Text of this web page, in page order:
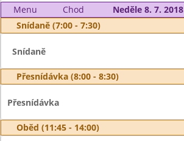
Menu Chod
Neděle 8. 7. 2018
Snídaně (7:00 - 7:30)
Snídaně
Přesnídávka (8:00 - 8:30)
Přesnídávka
Oběd (11:45 - 14:00)